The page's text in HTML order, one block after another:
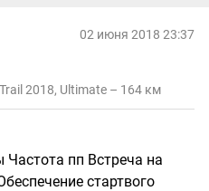
02 июня 2018 23:37
2018, Ultimate – 164 км
Частота пп Встреча на
стартвого